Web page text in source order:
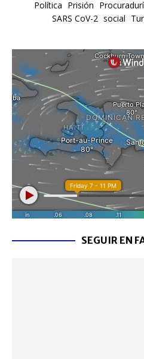
Política Prisión
SARS CoV-2 social
SEGUIR EN